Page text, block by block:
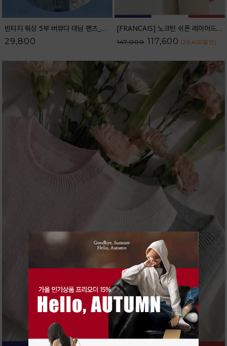
빈티지 워싱 5부 버뮤다 데님 팬츠_52DP598
29,800
[FRANCAIS] 노크턴 쉬폰 레이어드 린넨 자켓_F6S391JK
147,000 117,600 (29,400할인 )